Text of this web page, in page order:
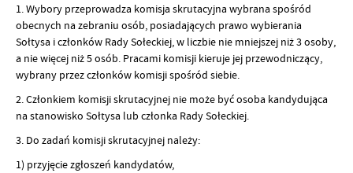
1. Wybory przeprowadza komisja skrutacyjna wybrana spośród
obecnych na zebraniu osób, posiadających prawo wybierania
Sołtysa i członków Rady Sołeckiej, w liczbie nie mniejszej niż 3 osoby,
a nie więcej niż 5 osób. Pracami komisji kieruje jej przewodniczący,
wybrany przez członków komisji spośród siebie.
2. Członkiem komisji skrutacyjnej nie może być osoba kandydująca
na stanowisko Sołtysa lub członka Rady Sołeckiej.
3. Do zadań komisji skrutacyjnej należy:
1) przyjęcie zgłoszeń kandydatów,